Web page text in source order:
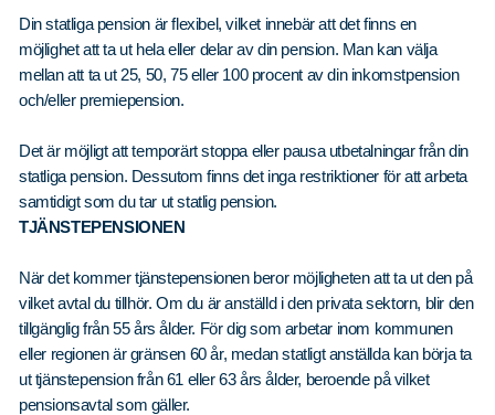
Din statliga pension är flexibel, vilket innebär att det finns en
möjlighet att ta ut hela eller delar av din pension. Man kan välja
mellan att ta ut 25, 50, 75 eller 100 procent av din inkomstpension
och/eller premiepension.
Det är möjligt att temporärt stoppa eller pausa utbetalningar från din
statliga pension. Dessutom finns det inga restriktioner för att arbeta
samtidigt som du tar ut statlig pension.
TJÄNSTEPENSIONEN
När det kommer tjänstepensionen beror möjligheten att ta ut den på
vilket avtal du tillhör. Om du är anställd i den privata sektorn, blir den
tillgänglig från 55 års ålder. För dig som arbetar inom kommunen
eller regionen är gränsen 60 år, medan statligt anställda kan börja ta
ut tjänstepension från 61 eller 63 års ålder, beroende på vilket
pensionsavtal som gäller.